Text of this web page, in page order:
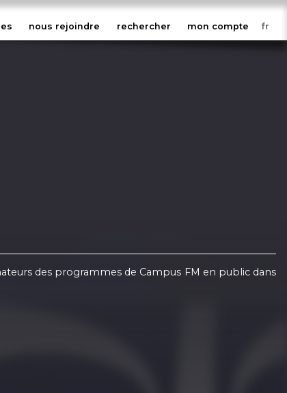
nous rejoindre rechercher mon compte
des programmes de Campus FM en public dans